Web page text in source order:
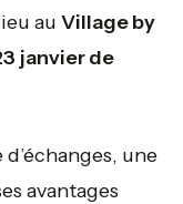
au Village by
janvier de
une
avantages